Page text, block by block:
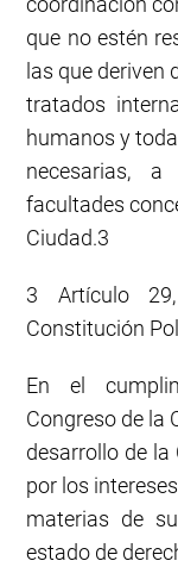
que no estén
las que deriven
tratados
humanos y
necesarias,
facultades
Ciudad.3
3 Artículo
Constitución
En el
Congreso de la
desarrollo de
por los
materias de
estado de